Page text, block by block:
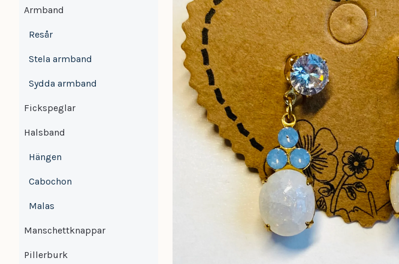
Armband
Resår
Stela armband
Sydda armband
Fickspeglar
Halsband
Hängen
Cabochon
Malas
Manschettknappar
Pillerburk